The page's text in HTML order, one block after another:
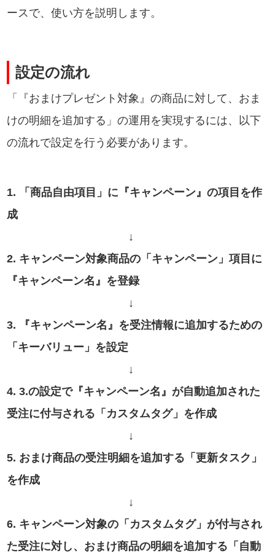
ースで、使い方を説明します。
設定の流れ
「『おまけプレゼント対象』の商品に対して、おま
けの明細を追加する」の運用を実現するには、以下
の流れで設定を行う必要があります。
1. 「商品自由項目」に『キャンペーン』の項目を作
成
↓
2. キャンペーン対象商品の「キャンペーン」項目に
『キャンペーン名』を登録
↓
3. 『キャンペーン名』を受注情報に追加するための
「キーバリュー」を設定
↓
4. 3.の設定で『キャンペーン名』が自動追加された
受注に付与される「カスタムタグ」を作成
↓
5. おまけ商品の受注明細を追加する「更新タスク」
を作成
↓
6. キャンペーン対象の「カスタムタグ」が付与され
た受注に対し、おまけ商品の明細を追加する「自動